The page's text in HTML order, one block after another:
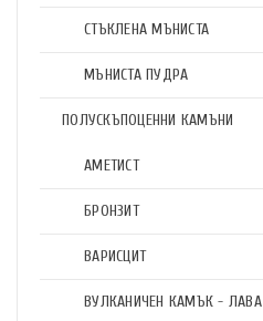
СТЪКЛЕНА МЪНИСТА
МЪНИСТА ПУДРА
ПОЛУСКЪПОЦЕННИ КАМЪНИ
АМЕТИСТ
БРОНЗИТ
ВАРИСЦИТ
ВУЛКАНИЧЕН КАМЪК - ЛАВА